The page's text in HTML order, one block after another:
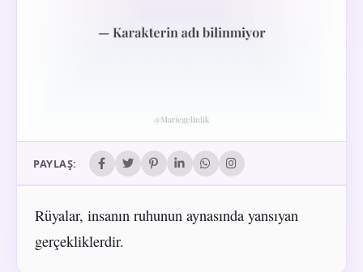
PAYLAŞ:
Rüyalar, insanın ruhunun aynasında yansıyan
gerçekliklerdir.